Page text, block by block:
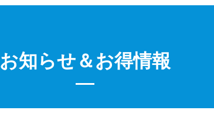
お知らせ＆お得情報